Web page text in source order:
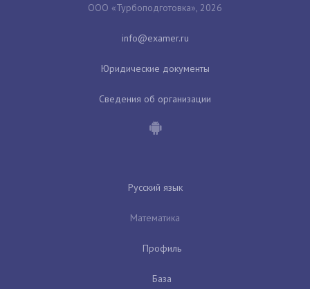
ООО «Турбоподготовка», 2026
Юридические документы
Сведения об организации
Русский язык
Математика
Профиль
База